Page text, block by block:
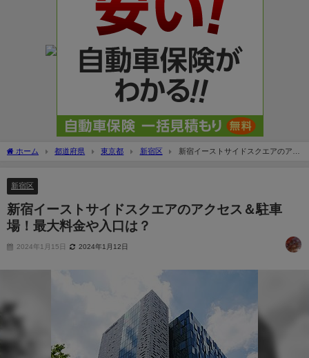
ホーム 都道府県 東京都 新宿区
新宿イーストサイドスクエアのアク
新宿区
新宿イーストサイドスクエアのアクセス＆駐車
場！最大料金や入口は？
2024年1月15日 2024年1月12日